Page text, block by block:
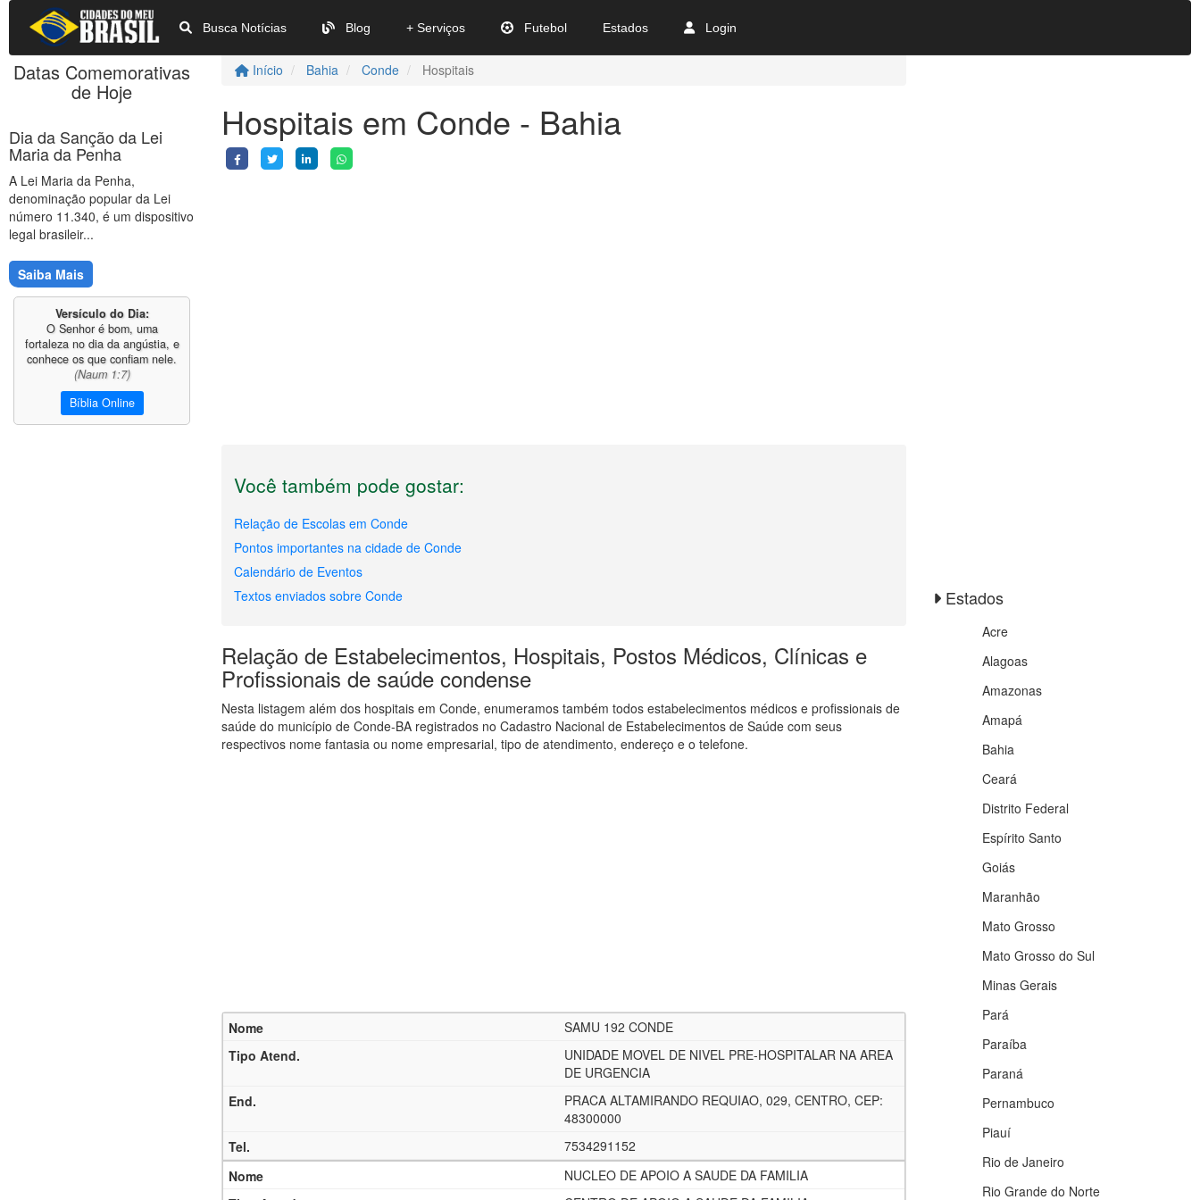
Busca Notícias Blog + Serviços Futebol Estados Login
Início Bahia Conde Hospitais
Hospitais em Conde - Bahia
Você também pode gostar:
Relação de Escolas em Conde
Pontos importantes na cidade de Conde
Calendário de Eventos
Textos enviados sobre Conde
Relação de Estabelecimentos, Hospitais, Postos Médicos, Clínicas e
Profissionais de saúde condense
Nesta listagem além dos hospitais em Conde, enumeramos também todos estabelecimentos médicos e profissionais de
saúde do município de Conde-BA registrados no Cadastro Nacional de Estabelecimentos de Saúde com seus
respectivos nome fantasia ou nome empresarial, tipo de atendimento, endereço e o telefone.
SAMU 192 CONDE
UNIDADE MOVEL DE NIVEL PRE-HOSPITALAR NA AREA
DE URGENCIA
PRACA ALTAMIRANDO REQUIAO, 029, CENTRO, CEP:
48300000
7534291152
NUCLEO DE APOIO A SAUDE DA FAMILIA
Datas Comemorativas
de Hoje
Dia da Sanção da Lei
Maria da Penha
A Lei Maria da Penha,
denominação popular da Lei
número 11.340, é um dispositivo
legal brasileir...
Saiba Mais
Versículo do Dia:
O Senhor é bom, uma
fortaleza no dia da angústia, e
conhece os que confiam nele.
(Naum 1:7)
Bíblia Online
Estados
Acre
Alagoas
Amazonas
Amapá
Bahia
Ceará
Distrito Federal
Espírito Santo
Goiás
Maranhão
Mato Grosso
Mato Grosso do Sul
Minas Gerais
Pará
Paraíba
Paraná
Pernambuco
Piauí
Rio de Janeiro
Rio Grande do Norte